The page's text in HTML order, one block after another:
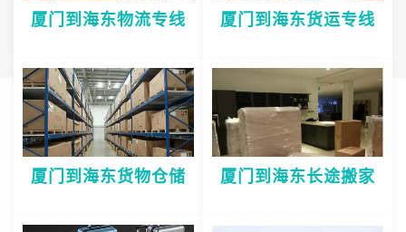
厦门到海东物流专线 厦门到海东货运专线
厦门到海东货物仓储 厦门到海东长途搬家